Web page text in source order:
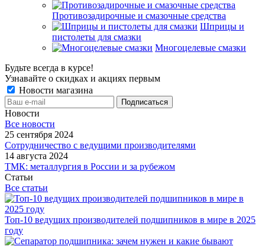
Противозадирочные и смазочные средства
Шприцы и
пистолеты для смазки
Многоцелевые смазки
Будьте всегда в курсе!
Узнавайте о скидках и акциях первым
Новости магазина
Новости
Все новости
25 сентября 2024
Сотрудничество с ведущими производителями
14 августа 2024
ТМК: металлургия в России и за рубежом
Статьи
Все статьи
Топ-10 ведущих производителей подшипников в мире в 2025
году